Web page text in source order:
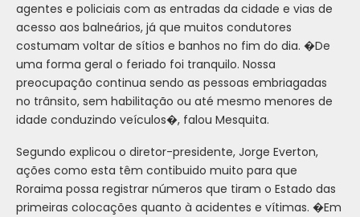
agentes e policiais com as entradas da cidade e vias de
acesso aos balneários, já que muitos condutores
costumam voltar de sítios e banhos no fim do dia. �De
uma forma geral o feriado foi tranquilo. Nossa
preocupação continua sendo as pessoas embriagadas
no trânsito, sem habilitação ou até mesmo menores de
idade conduzindo veículos�, falou Mesquita.
Segundo explicou o diretor-presidente, Jorge Everton,
ações como esta têm contibuido muito para que
Roraima possa registrar números que tiram o Estado das
primeiras colocações quanto à acidentes e vítimas. �Em